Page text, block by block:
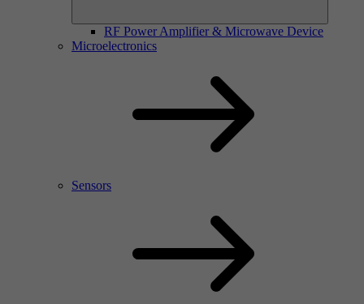
RF Power Amplifier & Microwave Device
Microelectronics
Sensors